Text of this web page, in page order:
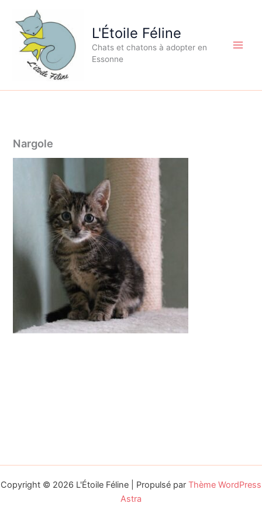
contenu
L'Étoile Féline
Chats et chatons à adopter en
Essonne
Nargole
Copyright © 2026 L'Étoile Féline | Propulsé par Thème WordPress
Astra